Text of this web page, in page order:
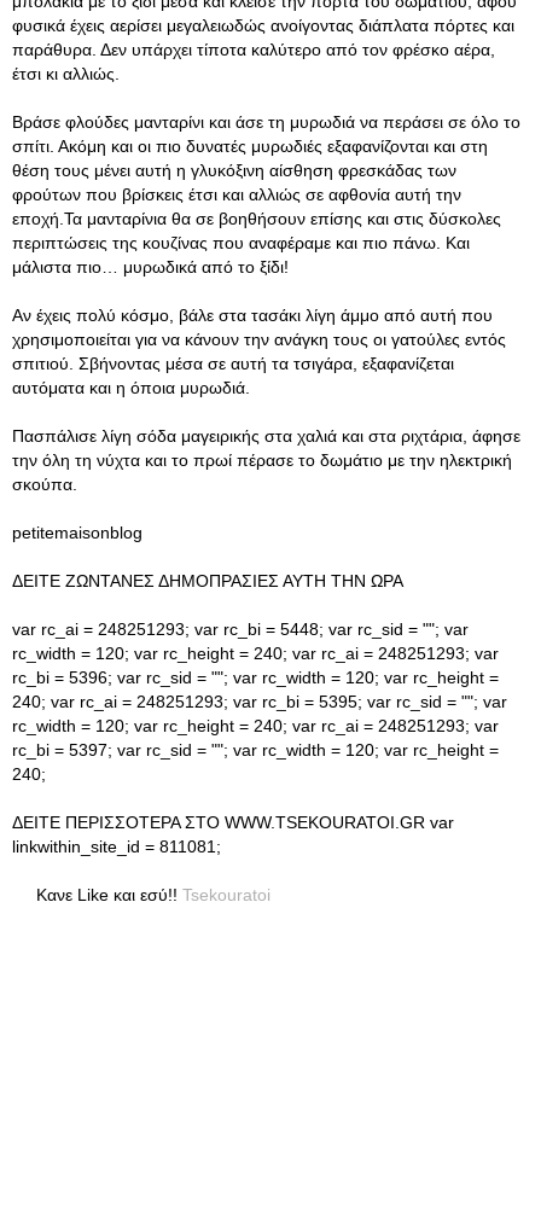
φυσικά έχεις αερίσει μεγαλειωδώς ανοίγοντας διάπλατα πόρτες και
παράθυρα. Δεν υπάρχει τίποτα καλύτερο από τον φρέσκο αέρα,
έτσι κι αλλιώς.
Βράσε φλούδες μανταρίνι και άσε τη μυρωδιά να περάσει σε όλο το
σπίτι. Ακόμη και οι πιο δυνατές μυρωδιές εξαφανίζονται και στη
θέση τους μένει αυτή η γλυκόξινη αίσθηση φρεσκάδας των
φρούτων που βρίσκεις έτσι και αλλιώς σε αφθονία αυτή την
εποχή.Τα μανταρίνια θα σε βοηθήσουν επίσης και στις δύσκολες
περιπτώσεις της κουζίνας που αναφέραμε και πιο πάνω. Και
μάλιστα πιο… μυρωδικά από το ξίδι!
Αν έχεις πολύ κόσμο, βάλε στα τασάκι λίγη άμμο από αυτή που
χρησιμοποιείται για να κάνουν την ανάγκη τους οι γατούλες εντός
σπιτιού. Σβήνοντας μέσα σε αυτή τα τσιγάρα, εξαφανίζεται
αυτόματα και η όποια μυρωδιά.
Πασπάλισε λίγη σόδα μαγειρικής στα χαλιά και στα ριχτάρια, άφησε
την όλη τη νύχτα και το πρωί πέρασε το δωμάτιο με την ηλεκτρική
σκούπα.
petitemaisonblog
ΔΕΙΤΕ ΖΩΝΤΑΝΕΣ ΔΗΜΟΠΡΑΣΙΕΣ ΑΥΤΗ ΤΗΝ ΩΡΑ
var rc_ai = 248251293; var rc_bi = 5448; var rc_sid = ""; var
rc_width = 120; var rc_height = 240; var rc_ai = 248251293; var
rc_bi = 5396; var rc_sid = ""; var rc_width = 120; var rc_height =
240; var rc_ai = 248251293; var rc_bi = 5395; var rc_sid = ""; var
rc_width = 120; var rc_height = 240; var rc_ai = 248251293; var
rc_bi = 5397; var rc_sid = ""; var rc_width = 120; var rc_height =
240;
ΔΕΙΤΕ ΠΕΡΙΣΣΟΤΕΡΑ ΣΤΟ WWW.TSEKOURATOI.GR var
linkwithin_site_id = 811081;
Κανε Like και εσύ!! Tsekouratoi